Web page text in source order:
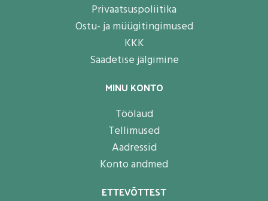
Privaatsuspoliitika
Ostu- ja müügitingimused
KKK
Saadetise jälgimine
MINU KONTO
Töölaud
Tellimused
Aadressid
Konto andmed
ETTEVÕTTEST